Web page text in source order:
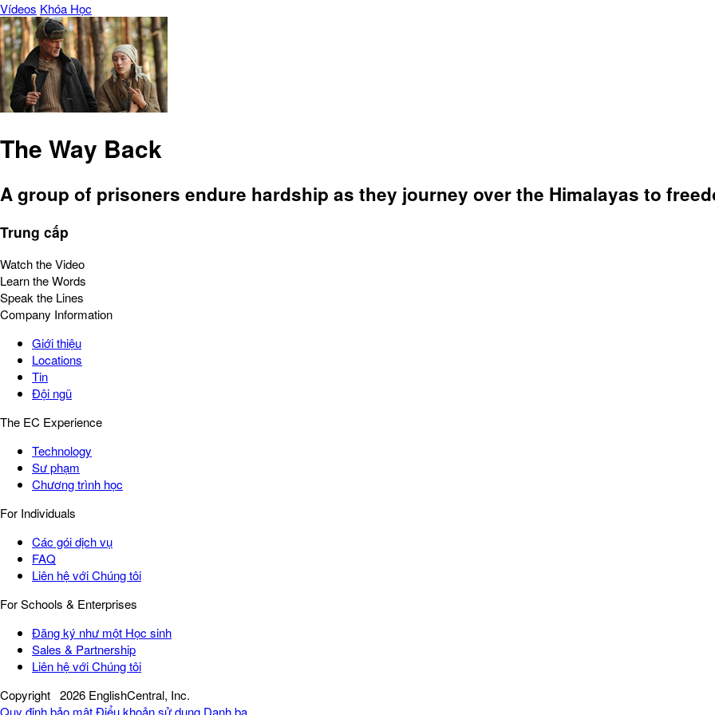
Vídeos Khóa Học
The Way Back
A group of prisoners endure hardship as they journey over the Himalayas to
Trung cấp
Watch the Video
Learn the Words
Speak the Lines
Company Information
Giới thiệu
Locations
Tin
Đội ngũ
The EC Experience
Technology
Sư phạm
Chương trình học
For Individuals
Các gói dịch vụ
FAQ
Liên hệ với Chúng tôi
For Schools & Enterprises
Đăng ký như một Học sinh
Sales & Partnership
Liên hệ với Chúng tôi
Copyright 2026 EnglishCentral, Inc.